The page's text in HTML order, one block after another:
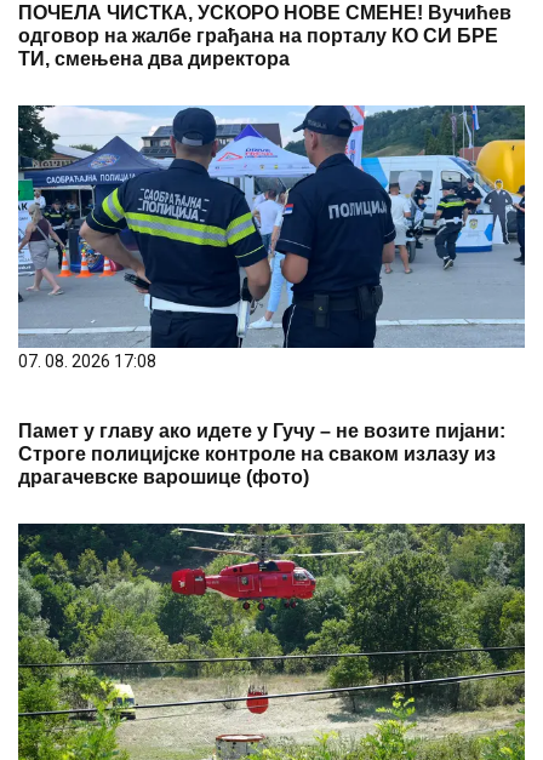
ПОЧЕЛА ЧИСТКА, УСКОРО НОВЕ СМЕНЕ! Вучићев
одговор на жалбе грађана на порталу КО СИ БРЕ
ТИ, смењена два директора
07. 08. 2026 17:08
Памет у главу ако идете у Гучу – не возите пијани:
Строге полицијске контроле на сваком излазу из
драгачевске варошице (фото)